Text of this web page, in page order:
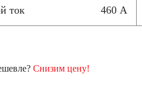
ток 460 А
Снизим цену!